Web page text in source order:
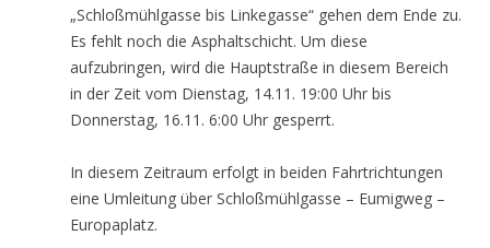
„Schloßmühlgasse bis Linkegasse“ gehen dem Ende zu.
Es fehlt noch die Asphaltschicht. Um diese
aufzubringen, wird die Hauptstraße in diesem Bereich
in der Zeit vom Dienstag, 14.11. 19:00 Uhr bis
Donnerstag, 16.11. 6:00 Uhr gesperrt.
In diesem Zeitraum erfolgt in beiden Fahrtrichtungen
eine Umleitung über Schloßmühlgasse – Eumigweg –
Europaplatz.